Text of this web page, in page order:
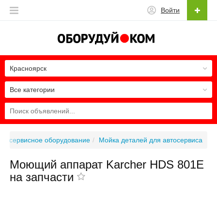
Войти
Все категории
Красноярск
оборудование Мойка деталей для автосервиса
Моющий аппарат Karcher HDS 801E
на запчасти